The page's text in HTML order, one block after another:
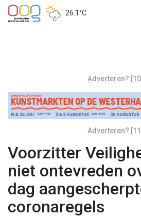
26.1°C
Adverteren? [10]
Adverteren? [11]
Voorzitter
niet ontevreden
dag
coronaregels